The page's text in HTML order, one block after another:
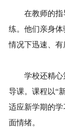
在教师的
练。他们亲身
情况下迅速、有
学校还精
导课。课程以“
适应新学期的
面情绪。